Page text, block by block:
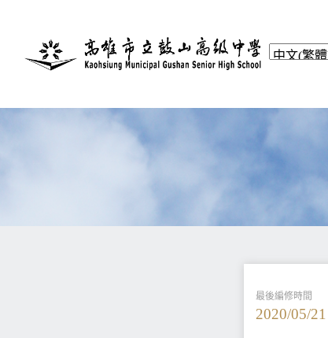
最後編修時間
2020/05/21